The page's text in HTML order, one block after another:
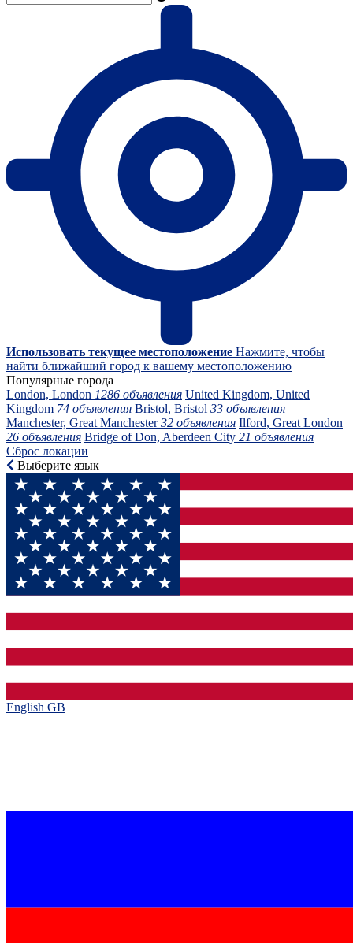
Использовать текущее местоположение Нажмите, чтобы
найти ближайший город к вашему местоположению
Популярные города
London, London 1286 объявления United Kingdom, United
Kingdom 74 объявления Bristol, Bristol 33 объявления
Manchester, Great Manchester32 объявления Ilford, Great London
26 объявления Bridge of Don, Aberdeen City 21 объявления
Сброс локации
Выберите язык
English GB‎